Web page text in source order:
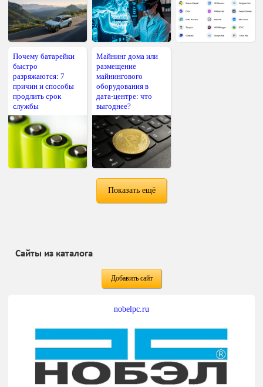
Почему батарейки
быстро
разряжаются: 7
причин и способы
продлить срок
службы
Майнинг дома или
размещение
майнингового
оборудования в
дата-центре: что
выгоднее?
Показать ещё
Сайты из каталога
Добавить сайт
nobelpc.ru